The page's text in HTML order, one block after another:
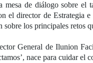
mesa de diálogo sobre
el director de Estrategia
los principales retos
General de Ilunion
nace para cuidar el